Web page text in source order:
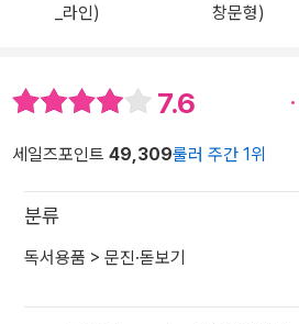
_라인)
창문형)
7.6
세일즈포인트 49,309룰러 주간 1위
분류
독서용품 > 문진·돋보기